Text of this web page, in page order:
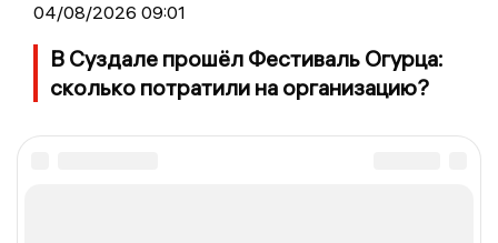
04/08/2026 09:01
В Суздале прошёл Фестиваль Огурца:
сколько потратили на организацию?